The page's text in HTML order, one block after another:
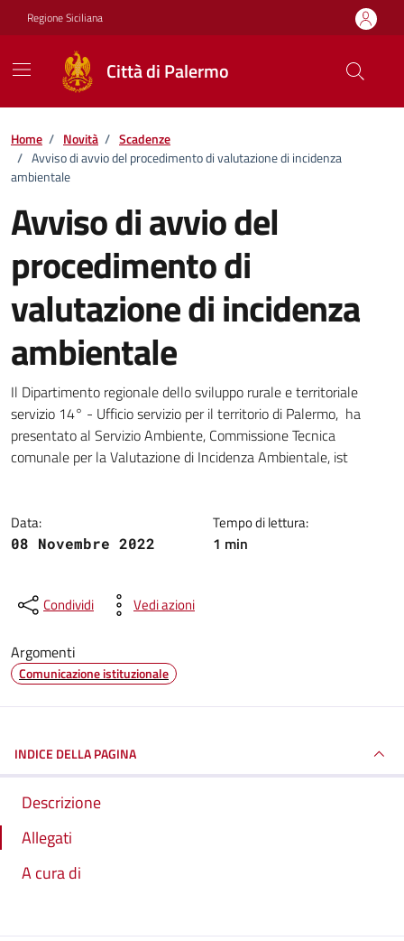
Vai ai contenuti
Vai al footer
Regione Siciliana
Città di Palermo
Home / Novità / Scadenze
/ Avviso di avvio del procedimento di valutazione di incidenza
ambientale
Avviso di avvio del
procedimento di
valutazione di incidenza
ambientale
Dettagli della notizia
Il Dipartimento regionale dello sviluppo rurale e territoriale
servizio 14° - Ufficio servizio per il territorio di Palermo, ha
presentato al Servizio Ambiente, Commissione Tecnica
comunale per la Valutazione di Incidenza Ambientale, ist
Data:
08 Novembre 2022
Tempo di lettura:
1 min
Condividi Vedi azioni
Argomenti
Comunicazione istituzionale
INDICE DELLA PAGINA
Descrizione
Allegati
A cura di